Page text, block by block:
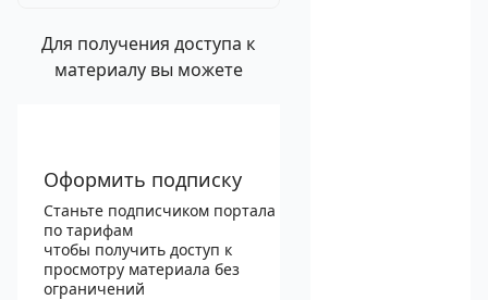
Для получения доступа к
материалу вы можете
Оформить подписку
Станьте подписчиком портала
по тарифам
чтобы получить доступ к
просмотру материала без
ограничений